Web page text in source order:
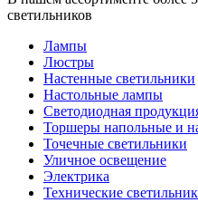
светильников
Лампы
Люстры
Настенные светильники
Настольные лампы
Светодиодная
Торшеры напольные и
Точечные светильники
Уличное освещение
Электрика
Технические